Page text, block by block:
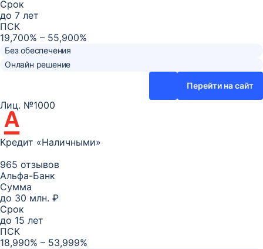
Срок
до 7 лет
ПСК
19,700% – 55,900%
Без обеспечения
Онлайн решение
Перейти на сайт
Лиц. №1000
Кредит «Наличными»
965 отзывов
Альфа-Банк
Сумма
до 30 млн. ₽
Срок
до 15 лет
ПСК
18,990% – 53,999%